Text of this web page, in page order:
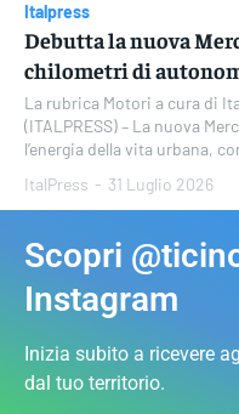
Italpress
Debutta la nuova
chilometri di
La rubrica Motori a cura di
(ITALPRESS) – La nuova
l’energia della vita urbana,
ItalPress - 31 Luglio 2026
Scopri
Instagram
Inizia subito a ricevere
dal tuo territorio.